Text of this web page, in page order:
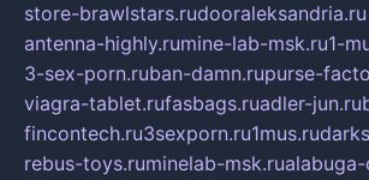
store-brawlstars.rudooraleksandria.ru
antenna-highly.rumine-lab-msk.ru1-
3-sex-porn.ruban-damn.rupurse-
viagra-tablet.rufasbags.ruadler-jun.ru
fincontech.ru3sexporn.ru1mus.ru
rebus-toys.ruminelab-msk.ru